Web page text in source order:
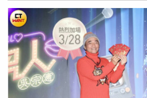
風波，演藝事業全面停擺，後續又因
發社會譁然。2025年初，一家三口同
掀起外界討論，也波及孟耿如參與演出
2》，當時引來部分網友揚言抵制。面
於去年3月9日發文致歉，坦言黃子佼
己當時因震驚與慌亂，也曾做出不夠
支持黃子佼復出演藝圈。隔天，她依
Instagram帳號，退出社群平台，選擇